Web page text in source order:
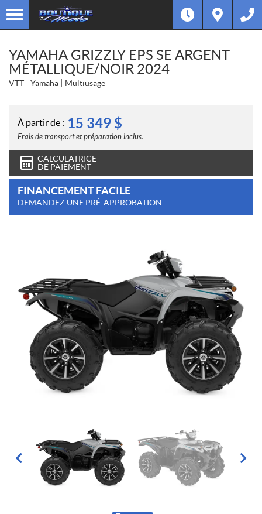
YAMAHA GRIZZLY EPS SE ARGENT
MÉTALLIQUE/NOIR 2024
VTT Yamaha Multiusage
À partir de : 15 349 $
Frais de transport et préparation inclus.
CALCULATRICE
DE PAIEMENT
FINANCEMENT FACILE
DEMANDEZ UNE PRÉ-APPROBATION